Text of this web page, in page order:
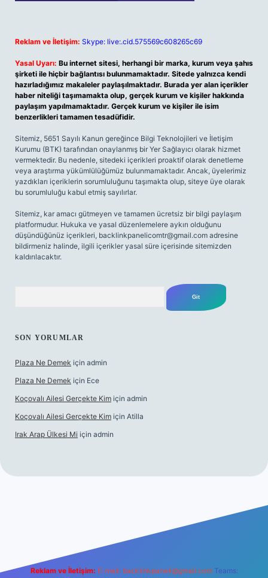
Reklam ve İletişim: Skype: live:.cid.575569c608265c69
Yasal Uyarı: Bu internet sitesi, herhangi bir marka, kurum veya şahıs
şirketi ile hiçbir bağlantısı bulunmamaktadır. Sitede yalnızca kendi
hazırladığımız makaleler paylaşılmaktadır. Burada yer alan içerikler
haber niteliği taşımamakta olup, gerçek kurum ve kişiler hakkında
paylaşım yapılmamaktadır. Gerçek kurum ve kişiler ile isim
benzerlikleri tamamen tesadüfidir.
Sitemiz, 5651 Sayılı Kanun gereğince Bilgi Teknolojileri ve İletişim
Kurumu (BTK) tarafından onaylanmış bir Yer Sağlayıcı olarak hizmet
vermektedir. Bu nedenle, sitedeki içerikleri proaktif olarak denetleme
veya araştırma yükümlülüğümüz bulunmamaktadır. Ancak, üyelerimiz
yazdıkları içeriklerin sorumluluğunu taşımakta olup, siteye üye olarak
bu sorumluluğu kabul etmiş sayılırlar.
Sitemiz, kar amacı gütmeyen ve tamamen ücretsiz bir bilgi paylaşım
platformudur. Hukuka ve yasal düzenlemelere aykırı olduğunu
düşündüğünüz içerikleri, backlinkpanelicomtr@gmail.com adresine
bildirmeniz halinde, ilgili içerikler yasal süre içerisinde sitemizden
kaldırılacaktır.
SON YORUMLAR
Plaza Ne Demek için admin
Plaza Ne Demek için Ece
Koçovalı Ailesi Gerçekte Kim için admin
Koçovalı Ailesi Gerçekte Kim için Atilla
Irak Arap Ülkesi Mi için admin
Reklam ve İletişim: E-mail: backlinkpaneli@gmail.com Teams: